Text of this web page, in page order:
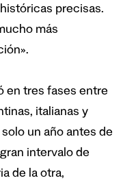
precisas.
más
en tres fases entre
italianas y
un año antes de
intervalo de
de la otra,